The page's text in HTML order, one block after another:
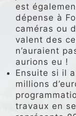
est
dépense à
caméras ou
valent des
n’auraient
aurions eu !
Ensuite si il
millions
travaux en